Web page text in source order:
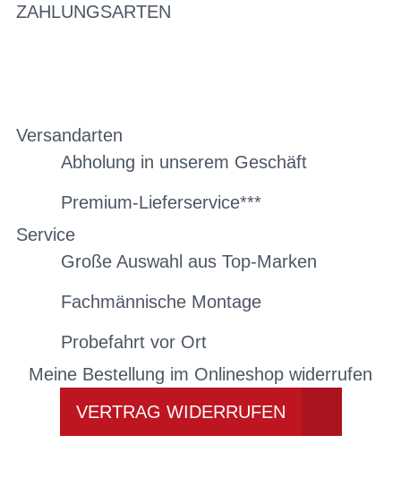
ZAHLUNGSARTEN
Versandarten
Abholung in unserem Geschäft
Premium-Lieferservice***
Service
Große Auswahl aus Top-Marken
Fachmännische Montage
Probefahrt vor Ort
Meine Bestellung im Onlineshop widerrufen
VERTRAG WIDERRUFEN